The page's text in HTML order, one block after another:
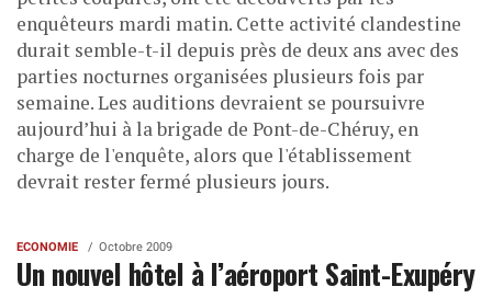
enquêteurs mardi matin. Cette activité clandestine
durait semble-t-il depuis près de deux ans avec des
parties nocturnes organisées plusieurs fois par
semaine. Les auditions devraient se poursuivre
aujourd’hui à la brigade de Pont-de-Chéruy, en
charge de l'enquête, alors que l'établissement
devrait rester fermé plusieurs jours.
ECONOMIE Octobre 2009
Un nouvel hôtel à l’aéroport Saint-Exupéry